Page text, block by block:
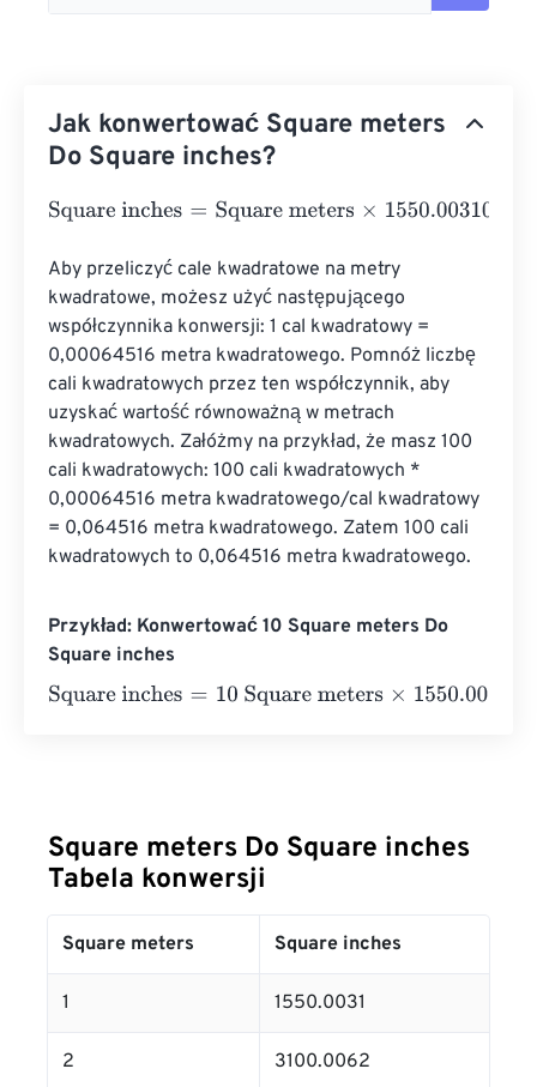
Jak konwertować Square meters
Do Square inches?
Square inches= Square meters×1550.0031000062
Aby przeliczyć cale kwadratowe na metry
kwadratowe, możesz użyć następującego
współczynnika konwersji: 1 cal kwadratowy =
0,00064516 metra kwadratowego. Pomnóż liczbę
cali kwadratowych przez ten współczynnik, aby
uzyskać wartość równoważną w metrach
kwadratowych. Załóżmy na przykład, że masz 100
cali kwadratowych: 100 cali kwadratowych *
0,00064516 metra kwadratowego/cal kwadratowy
= 0,064516 metra kwadratowego. Zatem 100 cali
kwadratowych to 0,064516 metra kwadratowego.
Przykład: Konwertować 10 Square meters Do
Square inches
Square inches= 10 Square meters×1550.0031000062
Square meters Do Square inches
Tabela konwersji
Square meters Square inches
1 1550.0031
2 3100.0062